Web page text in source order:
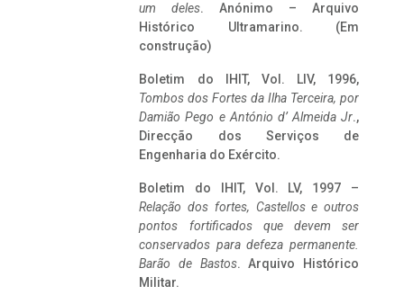
um deles. Anónimo – Arquivo
Histórico Ultramarino. (Em
construção)
Boletim do IHIT, Vol. LIV, 1996,
Tombos dos Fortes da Ilha Terceira, por
Damião Pego e António d’ Almeida Jr.,
Direcção dos Serviços de
Engenharia do Exército.
Boletim do IHIT, Vol. LV, 1997 –
Relação dos fortes, Castellos e outros
pontos fortificados que devem ser
conservados para defeza permanente.
Barão de Bastos. Arquivo Histórico
Militar.